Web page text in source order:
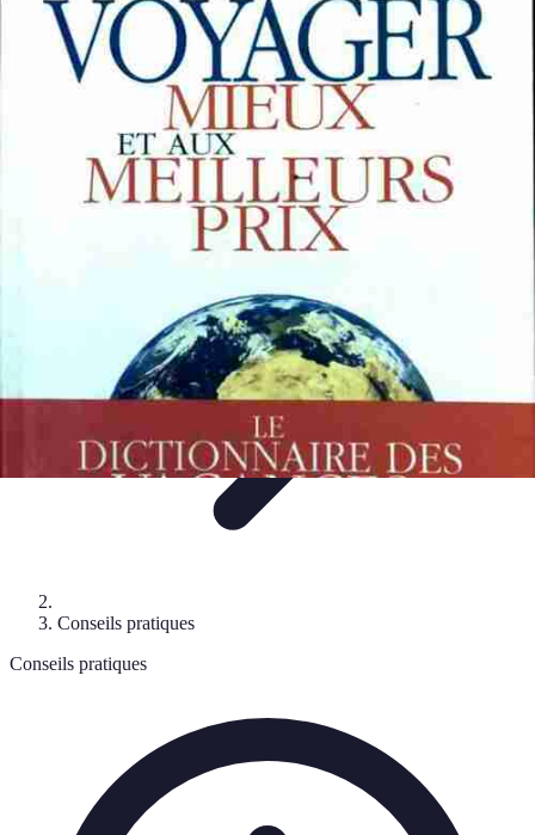
Voyage d'Aventure
Conseils pratiques
Destinations Préparation du voyageOrganisation
de voyageActivités
Voyage d'Aventure
Conseils pratiques
Conseils pratiques